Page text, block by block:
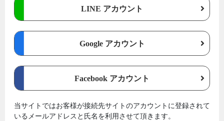
LINE アカウント
Google アカウント
Facebook アカウント
当サイトではお客様が接続先サイトのアカウントに登録されて
いるメールアドレスと氏名を利用させて頂きます。